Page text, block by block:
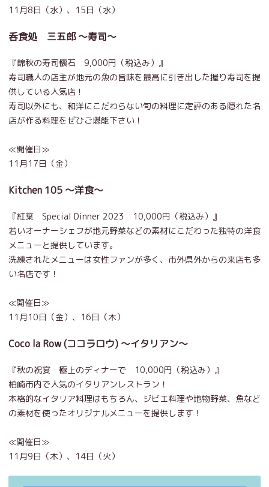
11月8日（水）、15日（水）
呑食処 三五郎 ～寿司～
『錦秋の寿司懐石 9,000円（税込み）』
寿司職人の店主が地元の魚の旨味を最高に引き出した握り寿司を提
供している人気店！
寿司以外にも、和洋にこだわらない旬の料理に定評のある隠れた名
店が作る料理をぜひご堪能下さい！
≪開催日≫
11月17日（金）
Kitchen 105 ～洋食～
『紅葉 Special Dinner 2023 10,000円（税込み）』
若いオーナーシェフが地元野菜などの素材にこだわった独特の洋食
メニューと提供しています。
洗練されたメニューは女性ファンが多く、市外県外からの来店も多
い名店です！
≪開催日≫
11月10日（金）、16日（木）
Coco la Row (ココラロウ) ～イタリアン～
『秋の祝宴 極上のディナーで 10,000円（税込み）』
柏崎市内で人気のイタリアンレストラン！
本格的なイタリア料理はもちろん、ジビエ料理や地物野菜、魚など
の素材を使ったオリジナルメニューを提供します！
≪開催日≫
11月9日（木）、14日（火）